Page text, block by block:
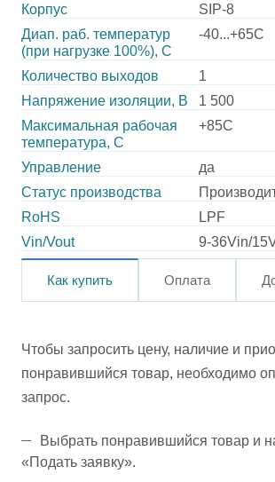
Корпус
SIP-8
Диап. раб. температур
(при нагрузке 100%), C
-40...+65C
Количество выходов
1
Напряжение изоляции, В
1 500
Максимальная рабочая
температура, C
+85C
Управление
да
Статус производства
RoHS
LPF
Vin/Vout
9-36Vin/
Как купить Оплата
Чтобы запросить цену, наличие и
понравившийся товар, необходимо
запрос.
Выбрать понравившийся товар и
«Подать заявку».